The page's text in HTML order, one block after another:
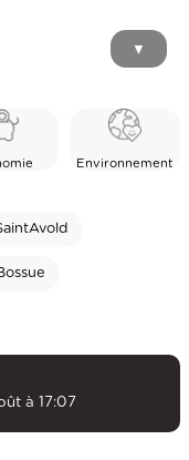
▼
Environnement
à 17:07